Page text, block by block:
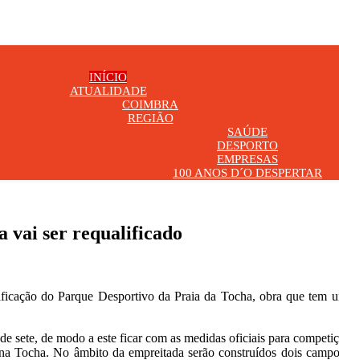
INÍCIO
ATUALIDADE
COIMBRA
REGIÃO
SAÚDE
DESPORTO
EMPRESAS
100 ANOS D´O DESPERTAR
vai ser requalificado
do Parque Desportivo da Praia da Tocha, obra que
sete, de modo a este ficar com as medidas oficiais para
No âmbito da empreitada serão construídos dois